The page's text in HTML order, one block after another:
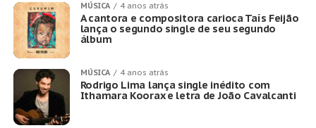
MÚSICA 4 anos atrás
A cantora e compositora carioca Taís Feijão
lança o segundo single de seu segundo
álbum
MÚSICA 4 anos atrás
Rodrigo Lima lança single inédito com
Ithamara Koorax e letra de João Cavalcanti